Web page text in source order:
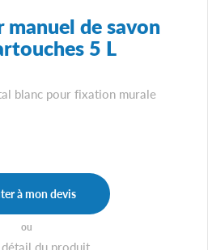
de savon
5 L
blanc pour fixation murale
à mon devis
ou
du produit